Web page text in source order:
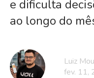
e dificulta
ao longo do
Luiz
fev. 11,